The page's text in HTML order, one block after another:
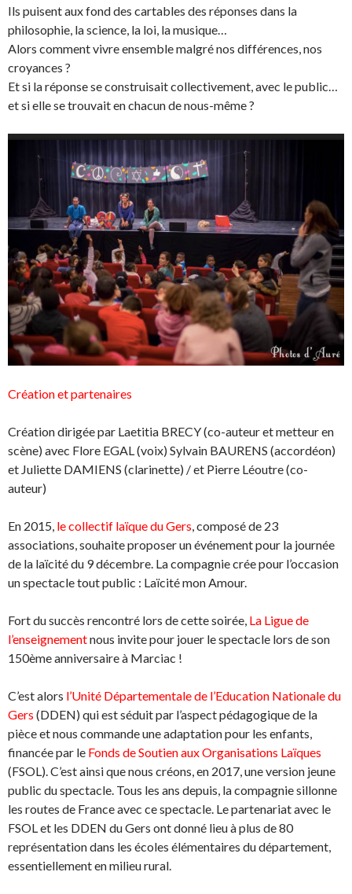
Ils puisent aux fond des cartables des réponses dans la
philosophie, la science, la loi, la musique…
Alors comment vivre ensemble malgré nos différences, nos
croyances ?
Et si la réponse se construisait collectivement, avec le public…
et si elle se trouvait en chacun de nous-même ?
Création et partenaires
Création dirigée par Laetitia BRECY (co-auteur et metteur en
scène) avec Flore EGAL (voix) Sylvain BAURENS (accordéon)
et Juliette DAMIENS (clarinette) / et Pierre Léoutre (co-
auteur)
En 2015, le collectif laïque du Gers , composé de 23
associations, souhaite proposer un événement pour la journée
de la laïcité du 9 décembre. La compagnie crée pour l’occasion
un spectacle tout public : Laïcité mon Amour.
Fort du succès rencontré lors de cette soirée, La Ligue de
l’enseignementnous invite pour jouer le spectacle lors de son
150ème anniversaire à Marciac !
C’est alors l’Unité Départementale de l’Education Nationale du
Gers (DDEN) qui est séduit par l’aspect pédagogique de la
pièce et nous commande une adaptation pour les enfants,
financée par le Fonds de Soutien aux Organisations Laïques
(FSOL). C’est ainsi que nous créons, en 2017, une version jeune
public du spectacle. Tous les ans depuis, la compagnie sillonne
les routes de France avec ce spectacle. Le partenariat avec le
FSOL et les DDEN du Gers ont donné lieu à plus de 80
représentation dans les écoles élémentaires du département,
essentiellement en milieu rural.